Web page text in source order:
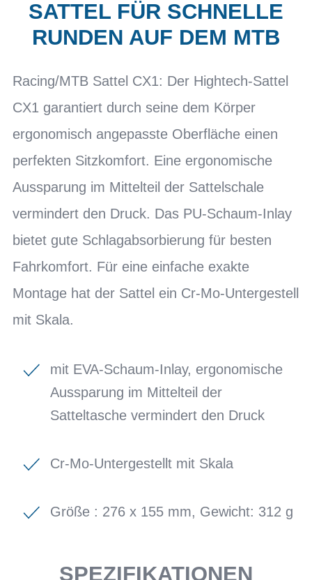
SATTEL FÜR SCHNELLE
RUNDEN AUF DEM MTB
Racing/MTB Sattel CX1: Der Hightech-Sattel
CX1 garantiert durch seine dem Körper
ergonomisch angepasste Oberfläche einen
perfekten Sitzkomfort. Eine ergonomische
Aussparung im Mittelteil der Sattelschale
vermindert den Druck. Das PU-Schaum-Inlay
bietet gute Schlagabsorbierung für besten
Fahrkomfort. Für eine einfache exakte
Montage hat der Sattel ein Cr-Mo-Untergestell
mit Skala.
mit EVA-Schaum-Inlay, ergonomische
Aussparung im Mittelteil der
Satteltasche vermindert den Druck
Cr-Mo-Untergestellt mit Skala
Größe : 276 x 155 mm, Gewicht: 312 g
SPEZIFIKATIONEN